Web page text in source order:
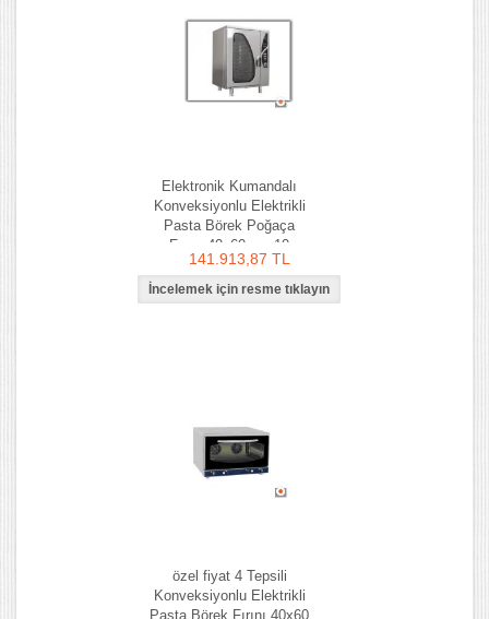
Elektronik Kumandalı
Konveksiyonlu Elektrikli
Pasta Börek Poğaça
Fırını 40x60 cm 10
Tepsilik
141.913,87 TL
özel fiyat 4 Tepsili
Konveksiyonlu Elektrikli
Pasta Börek Fırını 40x60